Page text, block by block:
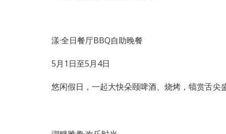
漾·全日餐厅BBQ自助晚餐
5月1日至5月4日
悠闲假日，一起大快朵颐啤酒、烧烤，犒赏舌尖